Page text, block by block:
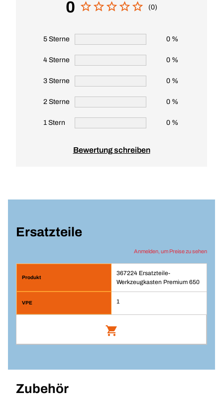
0 (0)
5 Sterne 0 %
4 Sterne 0 %
3 Sterne 0 %
2 Sterne 0 %
1 Stern 0 %
Bewertung schreiben
Ersatzteile
Anmelden, um Preise zu sehen
367224 Ersatzteile-
Werkzeugkasten Premium 650
1
Artikelnummer: 367224
Zubehör